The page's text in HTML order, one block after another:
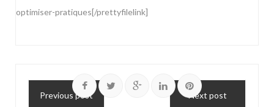
optimiser-pratiques[/prettyfilelink]
Previous post Next post